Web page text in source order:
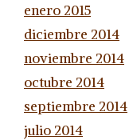
enero 2015
diciembre 2014
noviembre 2014
octubre 2014
septiembre 2014
julio 2014